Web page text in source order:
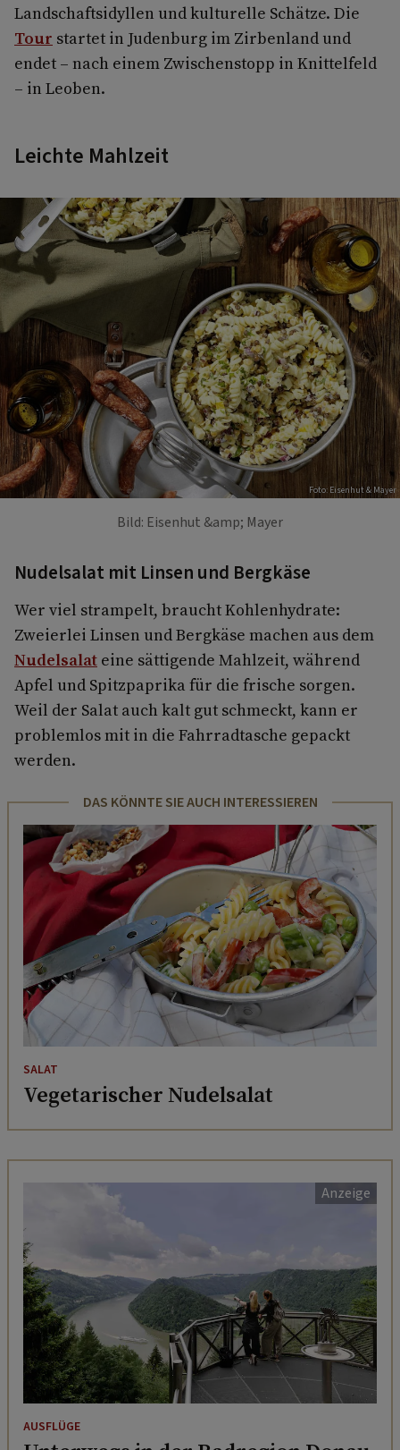
Landschaftsidyllen und kulturelle Schätze. Die
Tour startet in Judenburg im Zirbenland und
endet – nach einem Zwischenstopp in Knittelfeld
– in Leoben.
Leichte Mahlzeit
Foto: Eisenhut & Mayer
Bild: Eisenhut &amp; Mayer
Nudelsalat mit Linsen und Bergkäse
Wer viel strampelt, braucht Kohlenhydrate:
Zweierlei Linsen und Bergkäse machen aus dem
Nudelsalat eine sättigende Mahlzeit, während
Apfel und Spitzpaprika für die frische sorgen.
Weil der Salat auch kalt gut schmeckt, kann er
problemlos mit in die Fahrradtasche gepackt
werden.
DAS KÖNNTE SIE AUCH INTERESSIEREN
SALAT
Vegetarischer Nudelsalat
AUSFLÜGE